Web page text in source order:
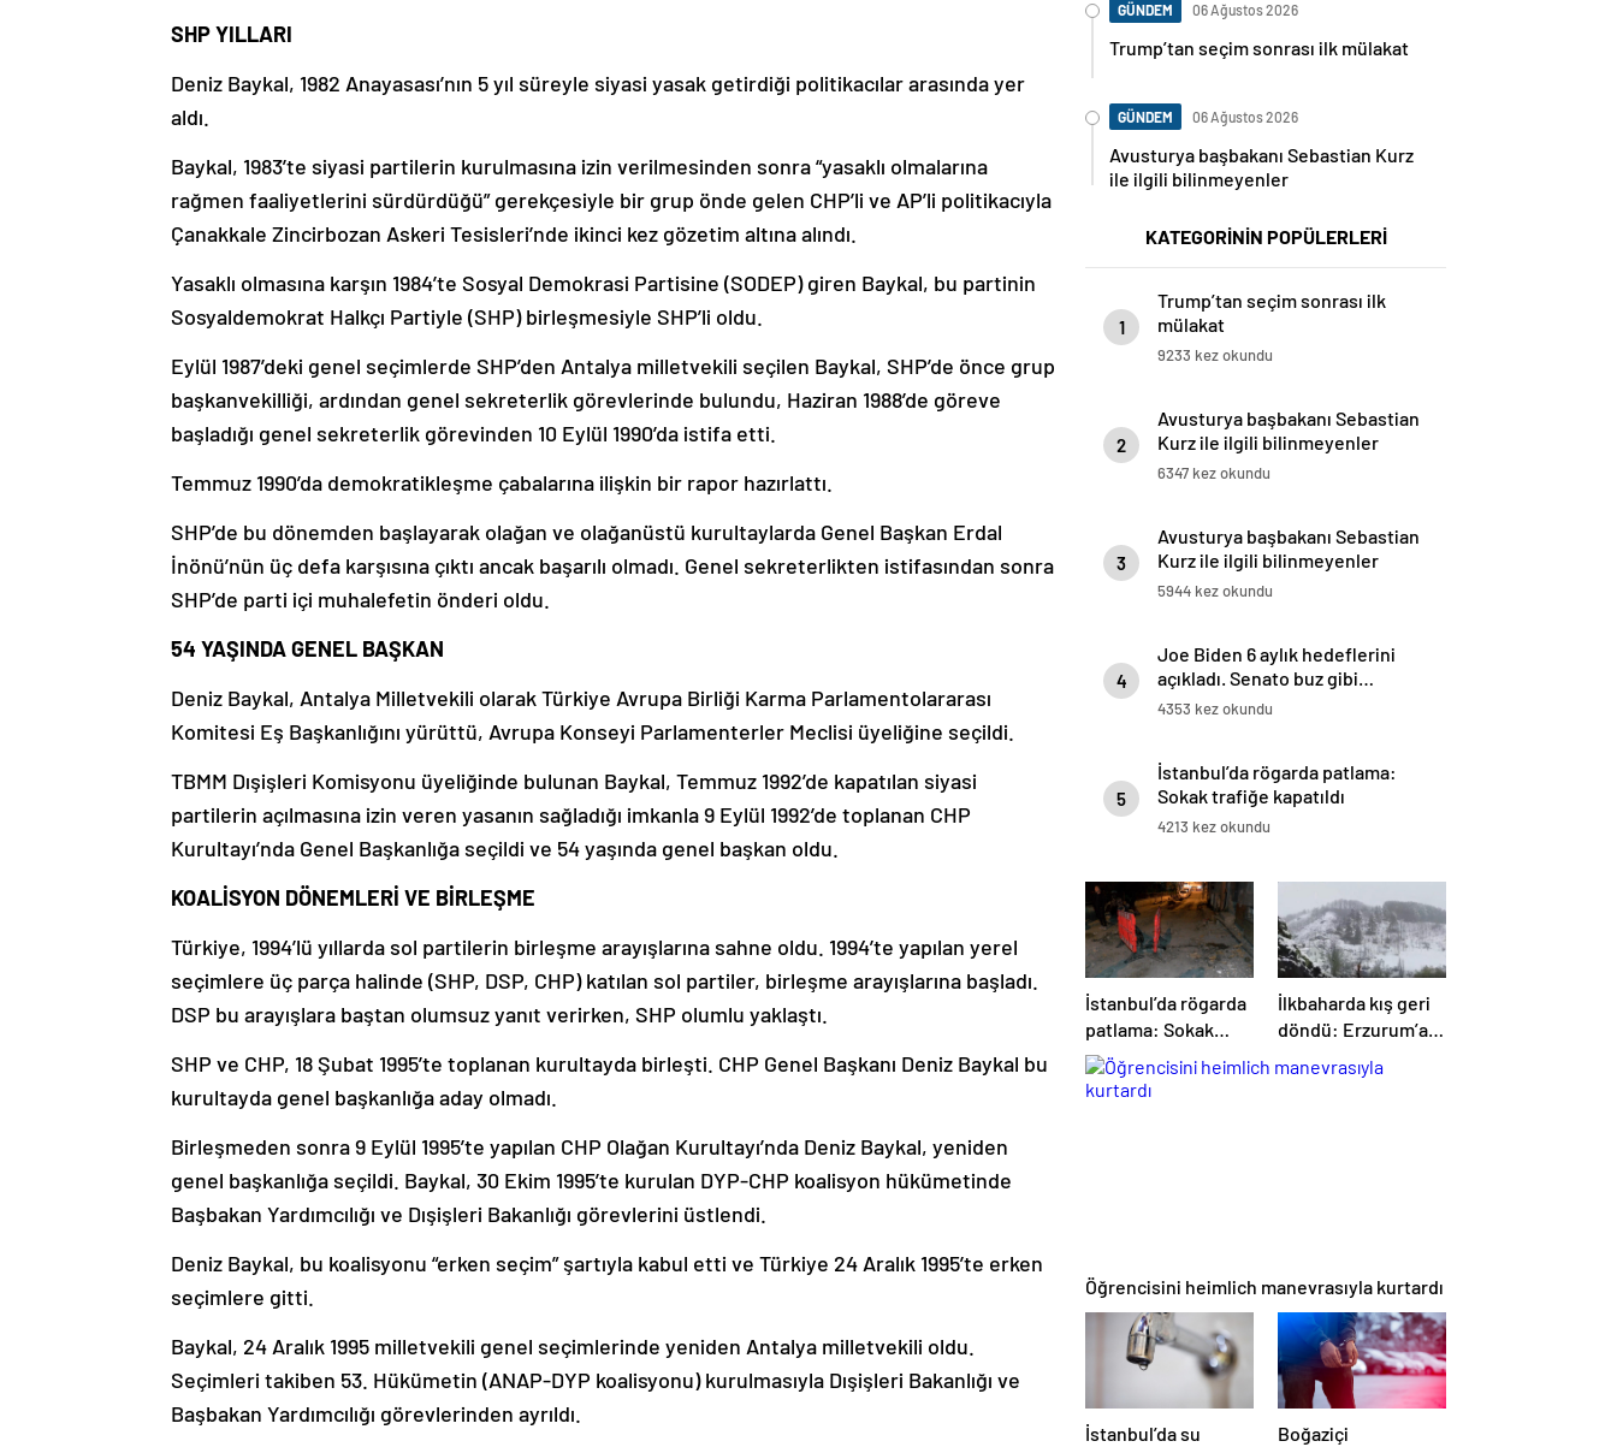
SHP YILLARI
Deniz Baykal, 1982 Anayasası’nın 5 yıl süreyle siyasi yasak getirdiği politikacılar arasında yer
aldı.
Baykal, 1983’te siyasi partilerin kurulmasına izin verilmesinden sonra “yasaklı olmalarına
rağmen faaliyetlerini sürdürdüğü” gerekçesiyle bir grup önde gelen CHP’li ve AP’li politikacıyla
Çanakkale Zincirbozan Askeri Tesisleri’nde ikinci kez gözetim altına alındı.
Yasaklı olmasına karşın 1984’te Sosyal Demokrasi Partisine (SODEP) giren Baykal, bu partinin
Sosyaldemokrat Halkçı Partiyle (SHP) birleşmesiyle SHP’li oldu.
Eylül 1987’deki genel seçimlerde SHP’den Antalya milletvekili seçilen Baykal, SHP’de önce grup
başkanvekilliği, ardından genel sekreterlik görevlerinde bulundu, Haziran 1988’de göreve
başladığı genel sekreterlik görevinden 10 Eylül 1990’da istifa etti.
Temmuz 1990’da demokratikleşme çabalarına ilişkin bir rapor hazırlattı.
SHP’de bu dönemden başlayarak olağan ve olağanüstü kurultaylarda Genel Başkan Erdal
İnönü’nün üç defa karşısına çıktı ancak başarılı olmadı. Genel sekreterlikten istifasından sonra
SHP’de parti içi muhalefetin önderi oldu.
54 YAŞINDA GENEL BAŞKAN
Deniz Baykal, Antalya Milletvekili olarak Türkiye Avrupa Birliği Karma Parlamentolararası
Komitesi Eş Başkanlığını yürüttü, Avrupa Konseyi Parlamenterler Meclisi üyeliğine seçildi.
TBMM Dışişleri Komisyonu üyeliğinde bulunan Baykal, Temmuz 1992’de kapatılan siyasi
partilerin açılmasına izin veren yasanın sağladığı imkanla 9 Eylül 1992’de toplanan CHP
Kurultayı’nda Genel Başkanlığa seçildi ve 54 yaşında genel başkan oldu.
KOALİSYON DÖNEMLERİ VE BİRLEŞME
Türkiye, 1994’lü yıllarda sol partilerin birleşme arayışlarına sahne oldu. 1994’te yapılan yerel
seçimlere üç parça halinde (SHP, DSP, CHP) katılan sol partiler, birleşme arayışlarına başladı.
DSP bu arayışlara baştan olumsuz yanıt verirken, SHP olumlu yaklaştı.
SHP ve CHP, 18 Şubat 1995’te toplanan kurultayda birleşti. CHP Genel Başkanı Deniz Baykal bu
kurultayda genel başkanlığa aday olmadı.
Birleşmeden sonra 9 Eylül 1995’te yapılan CHP Olağan Kurultayı’nda Deniz Baykal, yeniden
genel başkanlığa seçildi. Baykal, 30 Ekim 1995’te kurulan DYP-CHP koalisyon hükümetinde
Başbakan Yardımcılığı ve Dışişleri Bakanlığı görevlerini üstlendi.
Deniz Baykal, bu koalisyonu “erken seçim” şartıyla kabul etti ve Türkiye 24 Aralık 1995’te erken
seçimlere gitti.
Baykal, 24 Aralık 1995 milletvekili genel seçimlerinde yeniden Antalya milletvekili oldu.
Seçimleri takiben 53. Hükümetin (ANAP-DYP koalisyonu) kurulmasıyla Dışişleri Bakanlığı ve
Başbakan Yardımcılığı görevlerinden ayrıldı.
GÜNDEM 06 Ağustos 2026
Trump’tan seçim sonrası ilk mülakat
GÜNDEM 06 Ağustos 2026
Avusturya başbakanı Sebastian Kurz
ile ilgili bilinmeyenler
KATEGORİNİN POPÜLERLERİ
1
Trump’tan seçim sonrası ilk
mülakat
9233 kez okundu
2
Avusturya başbakanı Sebastian
Kurz ile ilgili bilinmeyenler
6347 kez okundu
3
Avusturya başbakanı Sebastian
Kurz ile ilgili bilinmeyenler
5944 kez okundu
4
Joe Biden 6 aylık hedeflerini
açıkladı. Senato buz gibi…
4353 kez okundu
5
İstanbul’da rögarda patlama:
Sokak trafiğe kapatıldı
4213 kez okundu
İstanbul’da rögarda
patlama: Sokak
trafiğe kapatıldı
İlkbaharda kış geri
döndü: Erzurum’a
lapa lapa kar yağdı
Öğrencisini heimlich manevrasıyla kurtardı
İstanbul’da su
Boğaziçi